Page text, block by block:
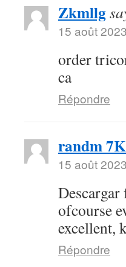
Zkmllg
15 août
order
ca
Répondre
randm 7K
15 août
ofcourse
excellent,
Répondre